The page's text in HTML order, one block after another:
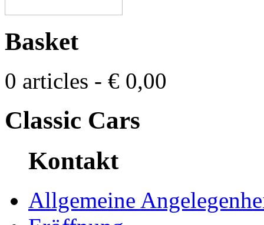
Basket
0 articles - € 0,00
Classic Cars
Kontakt
Allgemeine